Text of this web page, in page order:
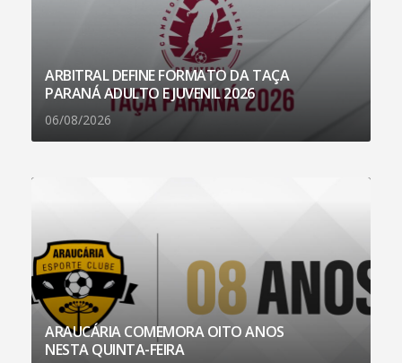
ARBITRAL DEFINE FORMATO DA TAÇA
PARANÁ ADULTO E JUVENIL 2026
06/08/2026
ARAUCÁRIA COMEMORA OITO ANOS
NESTA QUINTA-FEIRA